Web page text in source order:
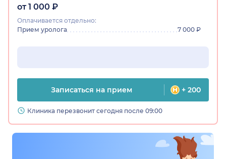
от 1 000 ₽
Оплачивается отдельно:
Прием уролога
7 000 ₽
Записаться на прием + 200
Клиника перезвонит сегодня после 09:00